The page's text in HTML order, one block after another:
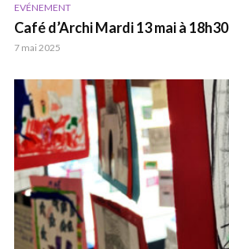
EVÉNEMENT
Café d’Archi Mardi 13 mai à 18h30
7 mai 2025